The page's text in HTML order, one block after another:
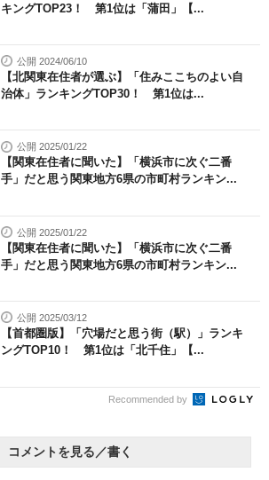
キングTOP23！ 第1位は「蒲田」【...
公開 2024/06/10
【北関東在住者が選ぶ】「住みここちのよい自
治体」ランキングTOP30！ 第1位は...
公開 2025/01/22
【関東在住者に聞いた】「横浜市に次ぐ二番
手」だと思う関東地方6県の市町村ランキン...
公開 2025/01/22
【関東在住者に聞いた】「横浜市に次ぐ二番
手」だと思う関東地方6県の市町村ランキン...
公開 2025/03/12
【首都圏版】「穴場だと思う街（駅）」ランキ
ングTOP10！ 第1位は「北千住」【...
Recommended by
コメントを見る／書く